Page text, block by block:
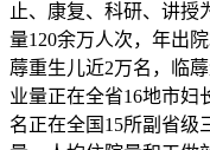
止、康复、科研、讲授
量120余万人次，年出
蓐重生儿近2万名，临
业量正在全省16地市妇
名正在全国15所副省级